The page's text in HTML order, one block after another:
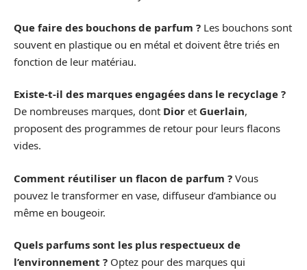
Que faire des bouchons de parfum ? Les bouchons sont
souvent en plastique ou en métal et doivent être triés en
fonction de leur matériau.
Existe-t-il des marques engagées dans le recyclage ?
De nombreuses marques, dont Dior et Guerlain,
proposent des programmes de retour pour leurs flacons
vides.
Comment réutiliser un flacon de parfum ? Vous
pouvez le transformer en vase, diffuseur d’ambiance ou
même en bougeoir.
Quels parfums sont les plus respectueux de
l’environnement ? Optez pour des marques qui